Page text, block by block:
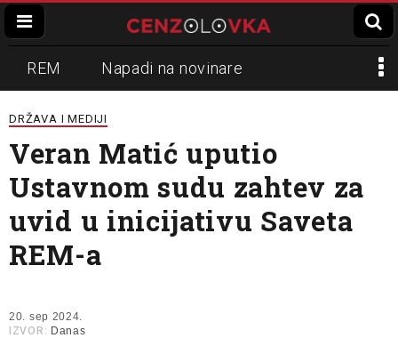
REM Napadi na novinare
Zvučni top
Propaganda Lokalni mediji
Informer Slavko Ćuruvija
DRŽAVA I MEDIJI
Veran Matić uputio
Ustavnom sudu zahtev za
uvid u inicijativu Saveta
REM-a
20. sep 2024.
IZVOR: Danas